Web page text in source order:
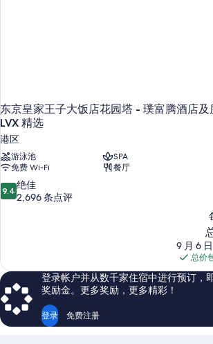
东京皇家王子大饭店花园塔 - 璞富腾酒店及
LVX 精选
港区
游泳池
SPA
免费 Wi-Fi
餐厅
9.4
分，
2,696
条
点
评
9.4 绝佳
2,696 条点评
价
9 月 6
总价
登录帐户并从数千家住宿中进行预订，
奖励金。更多奖励，更多精彩！
登录 免费注册